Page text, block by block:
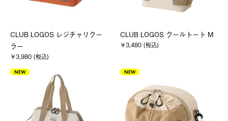
CLUB LOGOS レジチャリクー
ラー
￥3,980 (税込)
CLUB LOGOS クールトート M
￥3,480 (税込)
NEW NEW